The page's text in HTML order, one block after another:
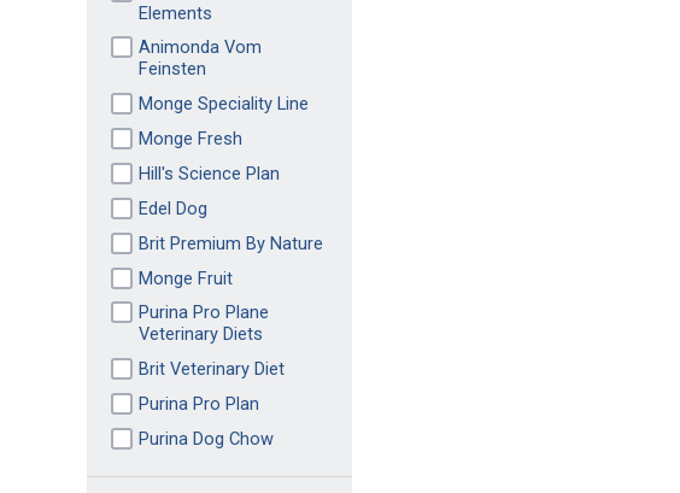
Elements
Animonda Vom
Feinsten
Monge Speciality Line
Monge Fresh
Hill's Science Plan
Edel Dog
Brit Premium By Nature
Monge Fruit
Purina Pro Plane
Veterinary Diets
Brit Veterinary Diet
Purina Pro Plan
Purina Dog Chow